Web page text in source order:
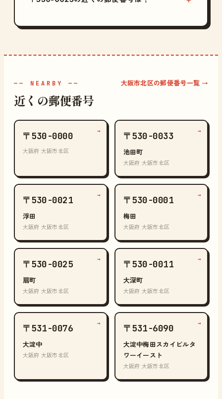
—— NEARBY ——
近くの郵便番号
大阪市北区の郵便番号一覧 →
〒530-0000
大阪府 大阪市北区
→ 〒530-0033
池田町
大阪府 大阪市北区
→
〒530-0021
浮田
大阪府 大阪市北区
→ 〒530-0001
梅田
大阪府 大阪市北区
→
〒530-0025
扇町
大阪府 大阪市北区
→ 〒530-0011
大深町
大阪府 大阪市北区
→
〒531-0076
大淀中
大阪府 大阪市北区
→ 〒531-6090
大淀中梅田スカイビルタ
ワーイースト
大阪府 大阪市北区
→